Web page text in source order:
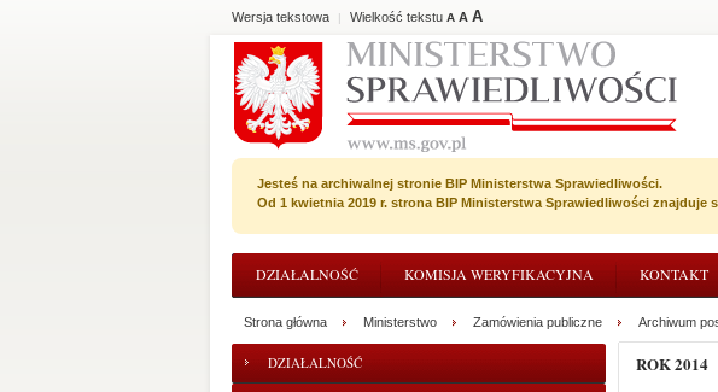
Wersja tekstowa | Wielkość tekstu A A A
Jesteś na archiwalnej stronie BIP Ministerstwa Sprawiedliwości.
Od 1 kwietnia 2019 r. strona BIP Ministerstwa Sprawiedliwości znajduje
DZIAŁALNOŚĆ KOMISJA WERYFIKACYJNA KONTAKT
DZIAŁALNOŚĆ
Strona główna Ministerstwo Zamówienia publiczne Archiwum
ROK 2014